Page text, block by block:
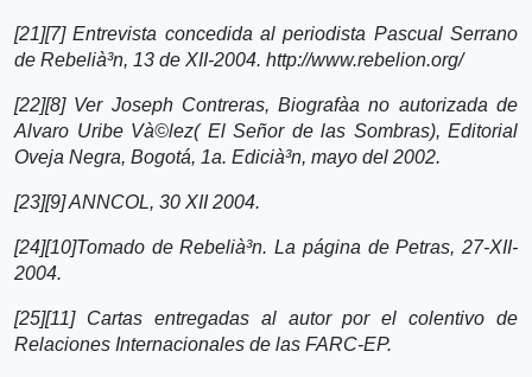
[21][7] Entrevista concedida al periodista Pascual Serrano
de Rebelià³n, 13 de XII-2004. http://www.rebelion.org/
[22][8] Ver Joseph Contreras, Biografà­a no autorizada de
Alvaro Uribe Và©lez( El Señor de las Sombras), Editorial
Oveja Negra, Bogotá, 1a. Edicià³n, mayo del 2002.
[23][9] ANNCOL, 30 XII 2004.
[24][10]Tomado de Rebelià³n. La página de Petras, 27-XII-
2004.
[25][11] Cartas entregadas al autor por el colentivo de
Relaciones Internacionales de las FARC-EP.